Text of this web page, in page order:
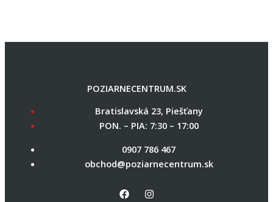
POZIARNECENTRUM.SK
Bratislavská 23, Piešťany
PON. – PIA: 7:30 – 17:00
0907 786 467
obchod@poziarnecentrum.sk